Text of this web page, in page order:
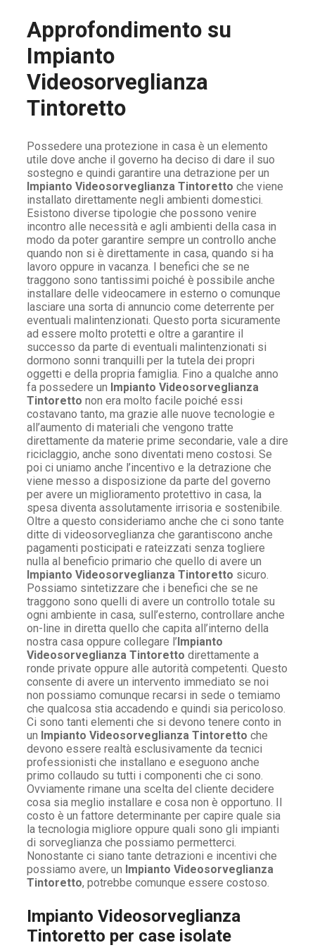
Approfondimento su
Impianto
Videosorveglianza
Tintoretto
Possedere una protezione in casa è un elemento
utile dove anche il governo ha deciso di dare il suo
sostegno e quindi garantire una detrazione per un
Impianto Videosorveglianza Tintoretto che viene
installato direttamente negli ambienti domestici.
Esistono diverse tipologie che possono venire
incontro alle necessità e agli ambienti della casa in
modo da poter garantire sempre un controllo anche
quando non si è direttamente in casa, quando si ha
lavoro oppure in vacanza. I benefici che se ne
traggono sono tantissimi poiché è possibile anche
installare delle videocamere in esterno o comunque
lasciare una sorta di annuncio come deterrente per
eventuali malintenzionati. Questo porta sicuramente
ad essere molto protetti e oltre a garantire il
successo da parte di eventuali malintenzionati si
dormono sonni tranquilli per la tutela dei propri
oggetti e della propria famiglia. Fino a qualche anno
fa possedere un Impianto Videosorveglianza
Tintoretto non era molto facile poiché essi
costavano tanto, ma grazie alle nuove tecnologie e
all’aumento di materiali che vengono tratte
direttamente da materie prime secondarie, vale a dire
riciclaggio, anche sono diventati meno costosi. Se
poi ci uniamo anche l’incentivo e la detrazione che
viene messo a disposizione da parte del governo
per avere un miglioramento protettivo in casa, la
spesa diventa assolutamente irrisoria e sostenibile.
Oltre a questo consideriamo anche che ci sono tante
ditte di videosorveglianza che garantiscono anche
pagamenti posticipati e rateizzati senza togliere
nulla al beneficio primario che quello di avere un
Impianto Videosorveglianza Tintoretto sicuro.
Possiamo sintetizzare che i benefici che se ne
traggono sono quelli di avere un controllo totale su
ogni ambiente in casa, sull’esterno, controllare anche
on-line in diretta quello che capita all’interno della
nostra casa oppure collegare l’Impianto
Videosorveglianza Tintoretto direttamente a
ronde private oppure alle autorità competenti. Questo
consente di avere un intervento immediato se noi
non possiamo comunque recarsi in sede o temiamo
che qualcosa stia accadendo e quindi sia pericoloso.
Ci sono tanti elementi che si devono tenere conto in
un Impianto Videosorveglianza Tintoretto che
devono essere realtà esclusivamente da tecnici
professionisti che installano e eseguono anche
primo collaudo su tutti i componenti che ci sono.
Ovviamente rimane una scelta del cliente decidere
cosa sia meglio installare e cosa non è opportuno. Il
costo è un fattore determinante per capire quale sia
la tecnologia migliore oppure quali sono gli impianti
di sorveglianza che possiamo permetterci.
Nonostante ci siano tante detrazioni e incentivi che
possiamo avere, un Impianto Videosorveglianza
Tintoretto, potrebbe comunque essere costoso.
Impianto Videosorveglianza
Tintoretto per case isolate